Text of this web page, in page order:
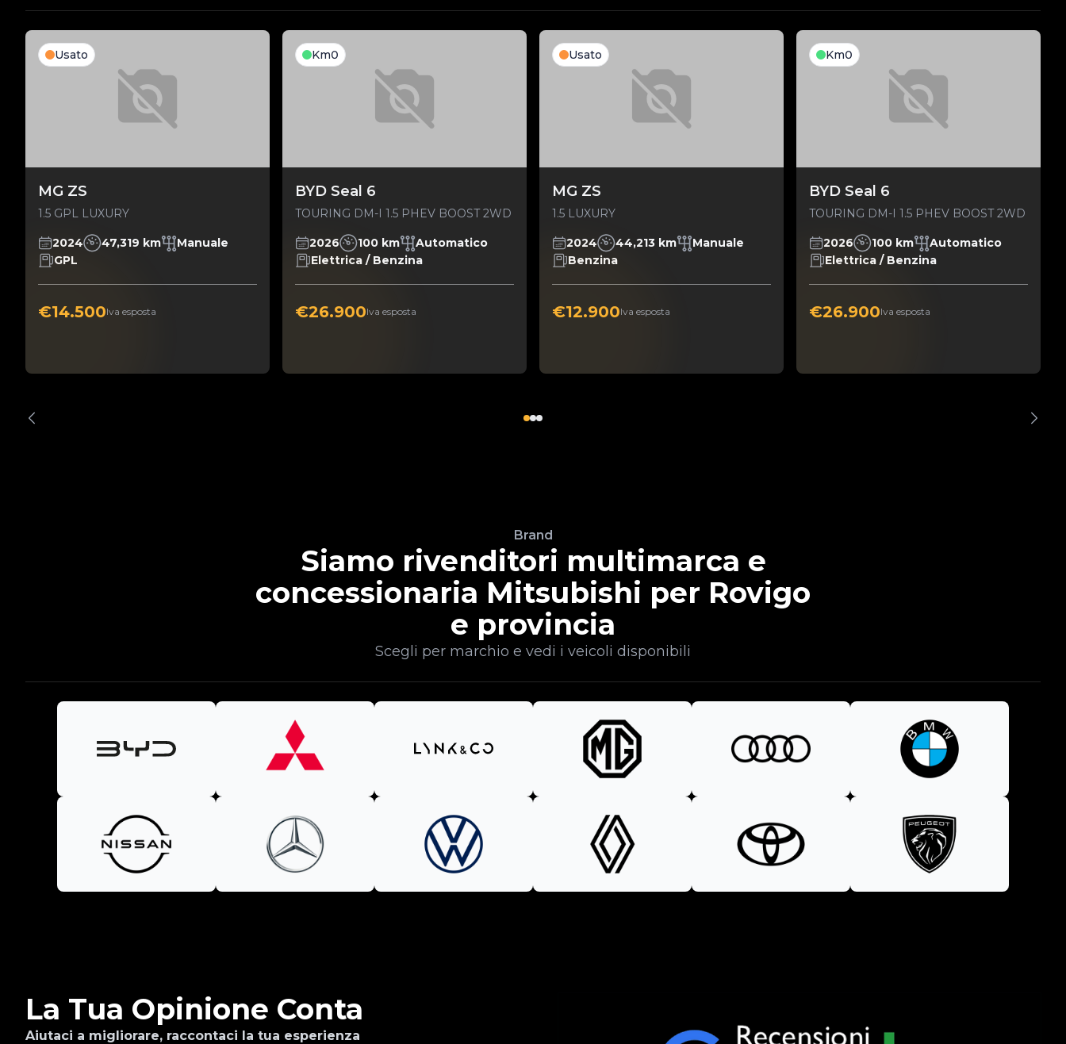
Usato
MG ZS
1.5 GPL LUXURY
2024 47,319 km
Manuale
GPL
€14.500Iva esposta
Km0
BYD Seal 6
TOURING DM-I 1.5 PHEV BOOST 2WD
2026 100 km
Automatico
Elettrica / Benzina
€26.900Iva esposta
Usato
MG ZS
1.5 LUXURY
2024 44,213 km
Manuale
Benzina
€12.900Iva esposta
Km0
BYD Seal 6
TOURING DM-I 1.5 PHEV BOOST 2WD
2026 100 km
Automatico
Elettrica / Benzina
€26.900Iva esposta
Brand
Siamo rivenditori multimarca e
concessionaria Mitsubishi per Rovigo
e provincia
Scegli per marchio e vedi i veicoli disponibili
La Tua Opinione Conta
Aiutaci a migliorare, raccontaci la tua esperienza